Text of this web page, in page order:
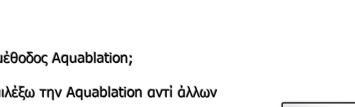
μέθοδος Aquablation;
την Aquablation αντί άλλων